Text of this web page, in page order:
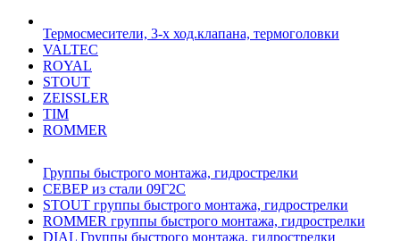
Термосмесители, 3-х ход.клапана, термоголовки
VALTEC
ROYAL
STOUT
ZEISSLER
TIM
ROMMER
Группы быстрого монтажа, гидрострелки
СЕВЕР из стали 09Г2С
STOUT группы быстрого монтажа, гидрострелки
ROMMER группы быстрого монтажа, гидрострелки
DIAL Группы быстрого монтажа, гидрострелки